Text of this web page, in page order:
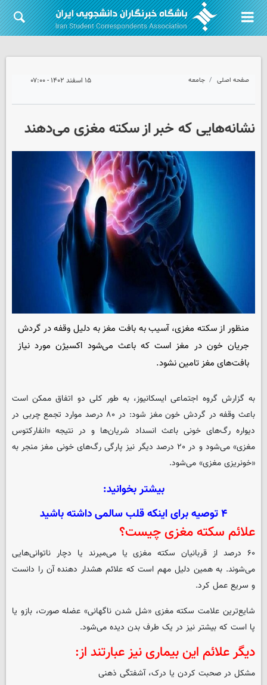
صفحه اصلی جامعه ۱۵ اسفند ۱۴۰۲ - ۰۷:۰۰
نشانه‌هایی که خبر از سکته مغزی می‌دهند
منظور از سکته مغزی، آسیب به بافت مغز به دلیل وقفه در گردش
جریان خون در مغز است که باعث می‌شود اکسیژن مورد نیاز
بافت‌های مغز تامین نشود.
به گزارش گروه اجتماعی ایسکانیوز، به طور کلی دو اتفاق ممکن است
باعث وقفه در گردش خون مغز شود: در ۸۰ درصد موارد تجمع چربی در
دیواره رگ‌های خونی باعث انسداد شریان‌ها و در نتیجه «انفارکتوس
مغزی» می‌شود و در ۲۰ درصد دیگر نیز پارگی رگ‌های خونی مغز منجر به
«خونریزی مغزی» می‌شود.
بیشتر بخوانید:
۴ توصیه برای اینکه قلب سالمی داشته باشید
علائم سکته مغزی چیست؟
۶۰ درصد از قربانیان سکته مغزی یا می‌میرند یا دچار ناتوانی‌هایی
می‌شوند. به همین دلیل مهم است که علائم هشدار دهنده آن را دانست
و سریع عمل کرد.
شایع‌ترین علامت سکته مغزی «شل شدن ناگهانی» عضله صورت، بازو یا
پا است که بیشتر نیز در یک طرف بدن دیده می‌شود.
دیگر علائم این بیماری نیز عبارتند از:
مشکل در صحبت کردن یا درک، آشفتگی ذهنی